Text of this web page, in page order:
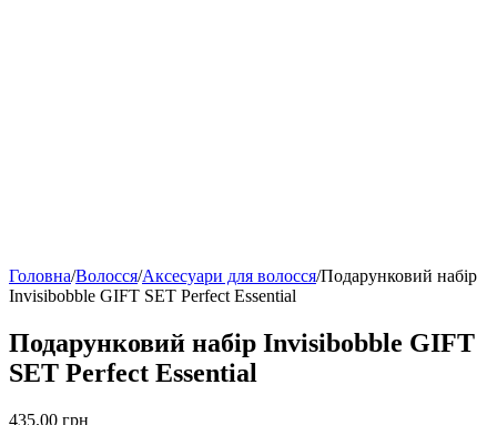
Головна/Волосся/Аксесуари для волосся/Подарунковий набір
Invisibobble GIFT SET Perfect Essential
Подарунковий набір Invisibobble GIFT
SET Perfect Essential
435.00 грн